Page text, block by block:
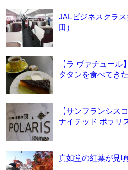
JALビジネスクラ
田）
【ラ ヴァチュール
タタンを食べてきた
【サンフランシス
ナイテッド ポラリ
真如堂の紅葉が見頃